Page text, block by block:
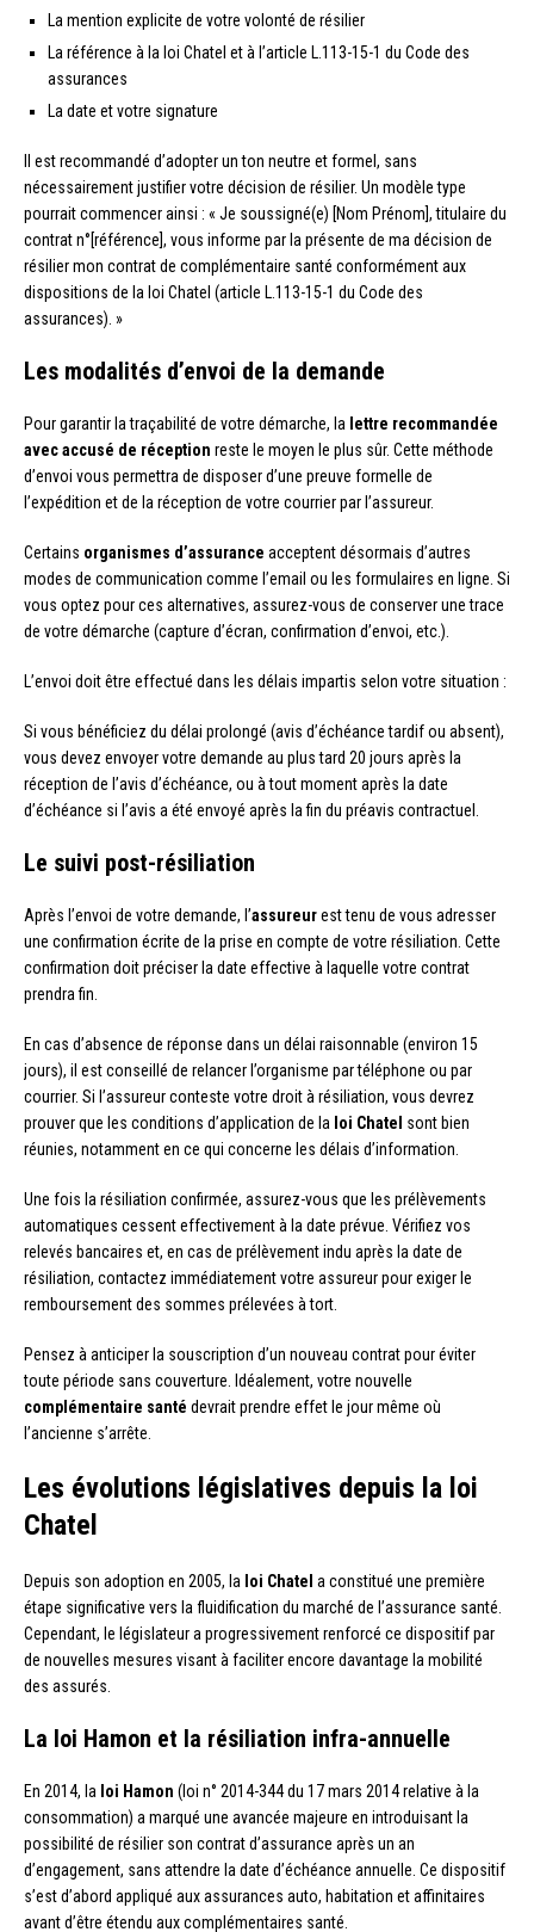
La mention explicite de votre volonté de résilier
La référence à la loi Chatel et à l’article L.113-15-1 du Code des
assurances
La date et votre signature
Il est recommandé d’adopter un ton neutre et formel, sans
nécessairement justifier votre décision de résilier. Un modèle type
pourrait commencer ainsi : « Je soussigné(e) [Nom Prénom], titulaire du
contrat n°[référence], vous informe par la présente de ma décision de
résilier mon contrat de complémentaire santé conformément aux
dispositions de la loi Chatel (article L.113-15-1 du Code des
assurances). »
Les modalités d’envoi de la demande
Pour garantir la traçabilité de votre démarche, la lettre recommandée
avec accusé de réception reste le moyen le plus sûr. Cette méthode
d’envoi vous permettra de disposer d’une preuve formelle de
l’expédition et de la réception de votre courrier par l’assureur.
Certains organismes d’assurance acceptent désormais d’autres
modes de communication comme l’email ou les formulaires en ligne. Si
vous optez pour ces alternatives, assurez-vous de conserver une trace
de votre démarche (capture d’écran, confirmation d’envoi, etc.).
L’envoi doit être effectué dans les délais impartis selon votre situation :
Si vous bénéficiez du délai prolongé (avis d’échéance tardif ou absent),
vous devez envoyer votre demande au plus tard 20 jours après la
réception de l’avis d’échéance, ou à tout moment après la date
d’échéance si l’avis a été envoyé après la fin du préavis contractuel.
Le suivi post-résiliation
Après l’envoi de votre demande, l’assureurest tenu de vous adresser
une confirmation écrite de la prise en compte de votre résiliation. Cette
confirmation doit préciser la date effective à laquelle votre contrat
prendra fin.
En cas d’absence de réponse dans un délai raisonnable (environ 15
jours), il est conseillé de relancer l’organisme par téléphone ou par
courrier. Si l’assureur conteste votre droit à résiliation, vous devrez
prouver que les conditions d’application de la loi Chatel sont bien
réunies, notamment en ce qui concerne les délais d’information.
Une fois la résiliation confirmée, assurez-vous que les prélèvements
automatiques cessent effectivement à la date prévue. Vérifiez vos
relevés bancaires et, en cas de prélèvement indu après la date de
résiliation, contactez immédiatement votre assureur pour exiger le
remboursement des sommes prélevées à tort.
Pensez à anticiper la souscription d’un nouveau contrat pour éviter
toute période sans couverture. Idéalement, votre nouvelle
complémentaire santé devrait prendre effet le jour même où
l’ancienne s’arrête.
Les évolutions législatives depuis la loi
Chatel
Depuis son adoption en 2005, la loi Chatel a constitué une première
étape significative vers la fluidification du marché de l’assurance santé.
Cependant, le législateur a progressivement renforcé ce dispositif par
de nouvelles mesures visant à faciliter encore davantage la mobilité
des assurés.
La loi Hamon et la résiliation infra-annuelle
En 2014, la loi Hamon (loi n° 2014-344 du 17 mars 2014 relative à la
consommation) a marqué une avancée majeure en introduisant la
possibilité de résilier son contrat d’assurance après un an
d’engagement, sans attendre la date d’échéance annuelle. Ce dispositif
s’est d’abord appliqué aux assurances auto, habitation et affinitaires
avant d’être étendu aux complémentaires santé.